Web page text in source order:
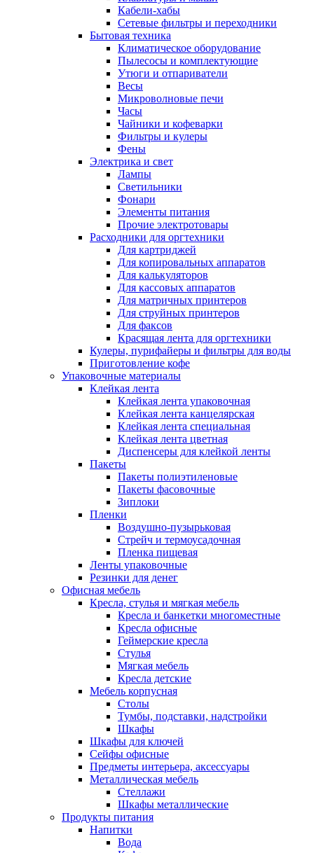
Кабели-хабы
Сетевые фильтры и переходники
Бытовая техника
Климатическое оборудование
Пылесосы и комплектующие
Утюги и отпариватели
Весы
Микроволновые печи
Часы
Чайники и кофеварки
Фильтры и кулеры
Фены
Электрика и свет
Лампы
Светильники
Фонари
Элементы питания
Прочие электротовары
Расходники для оргтехники
Для картриджей
Для копировальных аппаратов
Для калькуляторов
Для кассовых аппаратов
Для матричных принтеров
Для струйных принтеров
Для факсов
Красящая лента для оргтехники
Кулеры, пурифайеры и фильтры для воды
Приготовление кофе
Упаковочные материалы
Клейкая лента
Клейкая лента упаковочная
Клейкая лента канцелярская
Клейкая лента специальная
Клейкая лента цветная
Диспенсеры для клейкой ленты
Пакеты
Пакеты полиэтиленовые
Пакеты фасовочные
Зиплоки
Пленки
Воздушно-пузырьковая
Стрейч и термоусадочная
Пленка пищевая
Ленты упаковочные
Резинки для денег
Офисная мебель
Кресла, стулья и мягкая мебель
Кресла и банкетки многоместные
Кресла офисные
Геймерские кресла
Стулья
Мягкая мебель
Кресла детские
Мебель корпусная
Столы
Тумбы, подставки, надстройки
Шкафы
Шкафы для ключей
Сейфы офисные
Предметы интерьера, аксессуары
Металлическая мебель
Стеллажи
Шкафы металлические
Продукты питания
Напитки
Вода